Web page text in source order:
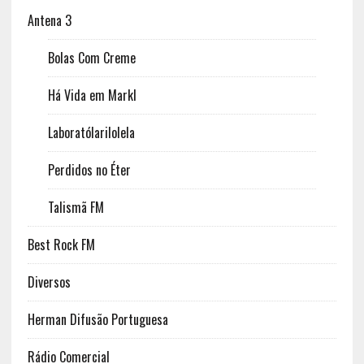
Antena 3
Bolas Com Creme
Há Vida em Markl
Laboratólarilolela
Perdidos no Éter
Talismã FM
Best Rock FM
Diversos
Herman Difusão Portuguesa
Rádio Comercial